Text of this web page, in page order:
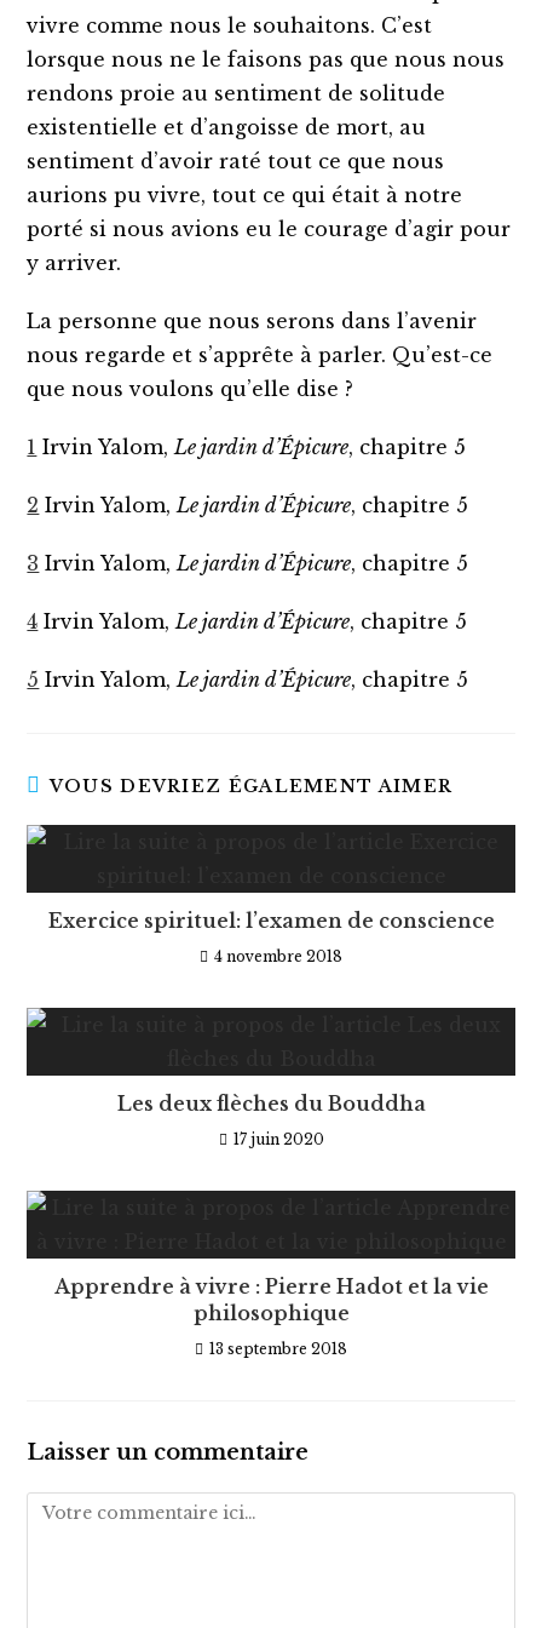
vivre comme nous le souhaitons. C’est
lorsque nous ne le faisons pas que nous nous
rendons proie au sentiment de solitude
existentielle et d’angoisse de mort, au
sentiment d’avoir raté tout ce que nous
aurions pu vivre, tout ce qui était à notre
porté si nous avions eu le courage d’agir pour
y arriver.
La personne que nous serons dans l’avenir
nous regarde et s’apprête à parler. Qu’est-ce
que nous voulons qu’elle dise ?
1 Irvin Yalom,Le jardin d’Épicure, chapitre 5
2 Irvin Yalom,Le jardin d’Épicure, chapitre 5
3 Irvin Yalom,Le jardin d’Épicure, chapitre 5
4 Irvin Yalom,Le jardin d’Épicure, chapitre 5
5 Irvin Yalom,Le jardin d’Épicure, chapitre 5
VOUS DEVRIEZ ÉGALEMENT AIMER
Exercice spirituel: l’examen de conscience
4 novembre 2018
Les deux flèches du Bouddha
17 juin 2020
Apprendre à vivre : Pierre Hadot et la vie
philosophique
13 septembre 2018
Laisser un commentaire
Comment